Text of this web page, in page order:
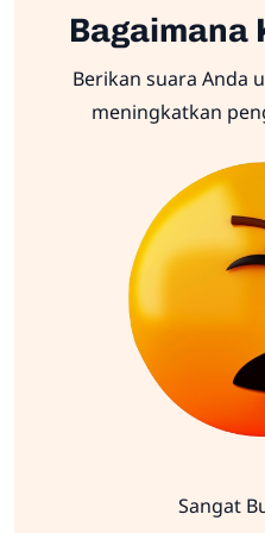
Bagaimana
Berikan suara Anda
meningkatkan
Sangat